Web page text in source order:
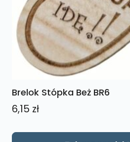
Brelok Stópka Beż BR6
6,15 zł